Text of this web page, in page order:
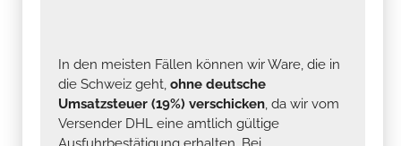
In den meisten Fällen können wir Ware, die in
die Schweiz geht, ohne deutsche
Umsatzsteuer (19%) verschicken, da wir vom
Versender DHL eine amtlich gültige